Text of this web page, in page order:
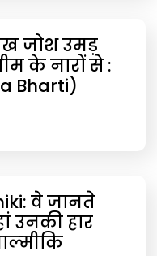
जोश उमड़
के नारों से :
Bharti)
वे जानते
उनकी हार